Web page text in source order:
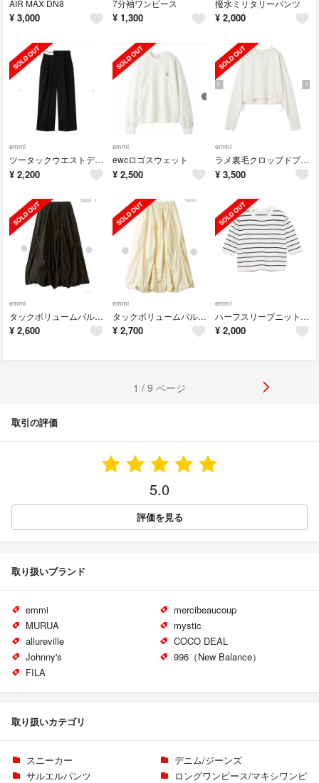
AIR MAX DN8
¥ 3,000
7分袖ワンピース
¥ 1,300
撥水ミリタリーパンツ
¥ 2,000
emmi
ツータックウエストデザインワイドパンツ / BLK
¥ 2,200
emmi
ewcロゴスウェット
¥ 2,500
emmi
ラメ裏毛クロップドプルオーバー リブニットワンピース
¥ 3,500
emmi
タックボリュームバルーンスカート
¥ 2,600
emmi
タックボリュームバルーンスカート
¥ 2,700
emmi
ハーフスリーブニットトップス
¥ 2,000
1 / 9 ページ
取引の評価
5.0
評価を見る
取り扱いブランド
emmi
mercibeaucoup
MURUA
mystic
allureville
COCO DEAL
Johnny's
996（New Balance）
FILA
取り扱いカテゴリ
スニーカー
デニム/ジーンズ
サルエルパンツ
ロングワンピース/マキシワンピ